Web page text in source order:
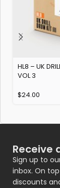
HL8 – UK
VOL 3
$24.00
Receive
Sign up to
inbox. On
discounts